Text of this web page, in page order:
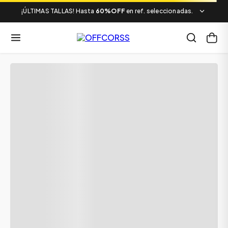
¡ÚLTIMAS TALLAS! Hasta 60%OFF en ref. seleccionadas.